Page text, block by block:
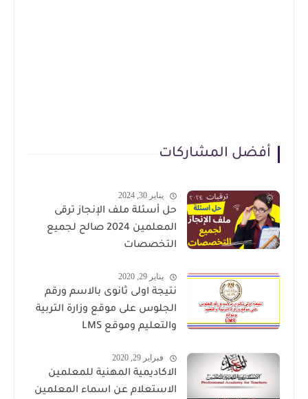
أفضل المشاركات
يناير 30, 2024
حل أسئلة ملف الإنجاز ترقى
المعلمين 2024 صالح لجميع
التخصصات
يناير 29, 2020
نتيجة اولى ثانوى بالاسم ورقم
الجلوس على موقع وزارة التربية
والتعليم وموقع LMS
فبراير 29, 2020
الاكاديمية المهنية للمعلمين
الاستعلام عن اسماء المعلمين